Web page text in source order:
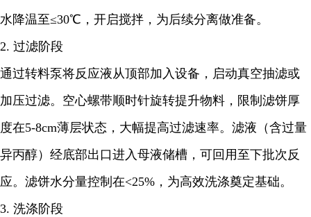
水降温至≤30℃，开启搅拌，为后续分离做准备。
2. 过滤阶段
通过转料泵将反应液从顶部加入设备，启动真空抽滤或
加压过滤。空心螺带顺时针旋转提升物料，限制滤饼厚
度在5-8cm薄层状态，大幅提高过滤速率。滤液（含过量
异丙醇）经底部出口进入母液储槽，可回用至下批次反
应。滤饼水分量控制在<25%，为高效洗涤奠定基础。
3. 洗涤阶段